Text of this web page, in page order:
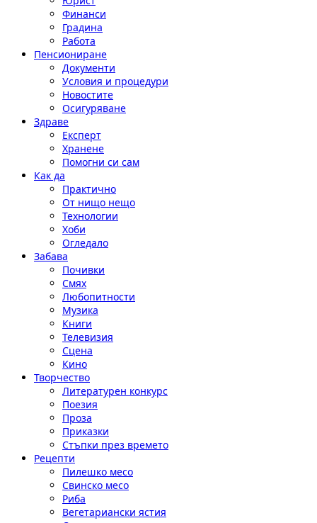
Финанси
Градина
Работа
Пенсиониране
Документи
Условия и процедури
Новостите
Осигуряване
Здраве
Експерт
Хранене
Помогни си сам
Как да
Практично
От нищо нещо
Технологии
Хоби
Огледало
Забава
Почивки
Смях
Любопитности
Музика
Книги
Телевизия
Сцена
Кино
Творчество
Литературен конкурс
Поезия
Проза
Приказки
Стъпки през времето
Рецепти
Пилешко месо
Свинско месо
Риба
Вегетариански ястия